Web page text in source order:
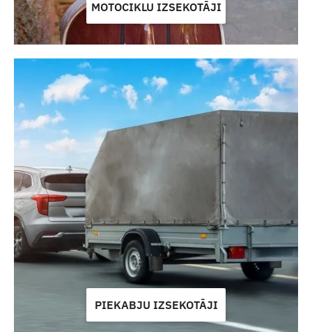
MOTOCIKLU IZSEKOTĀJI
PIEKABJU IZSEKOTĀJI